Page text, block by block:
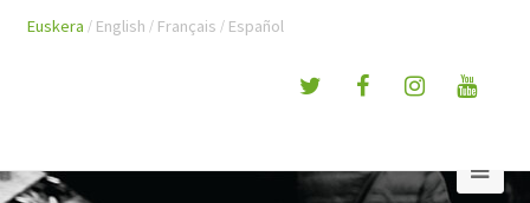
Euskera English Français Español